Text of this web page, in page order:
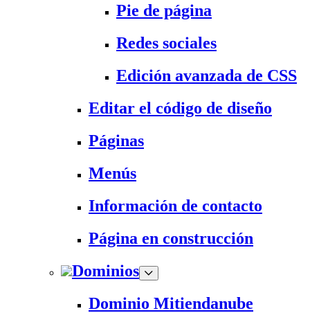
Pie de página
Redes sociales
Edición avanzada de CSS
Editar el código de diseño
Páginas
Menús
Información de contacto
Página en construcción
Dominios
Dominio Mitiendanube